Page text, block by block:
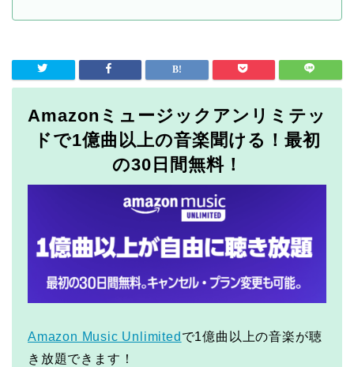
Amazonミュージックアンリミテッ
ドで1億曲以上の音楽聞ける！最初
の30日間無料！
Amazon Music Unlimited で1億曲以上の音楽が聴
き放題できます！